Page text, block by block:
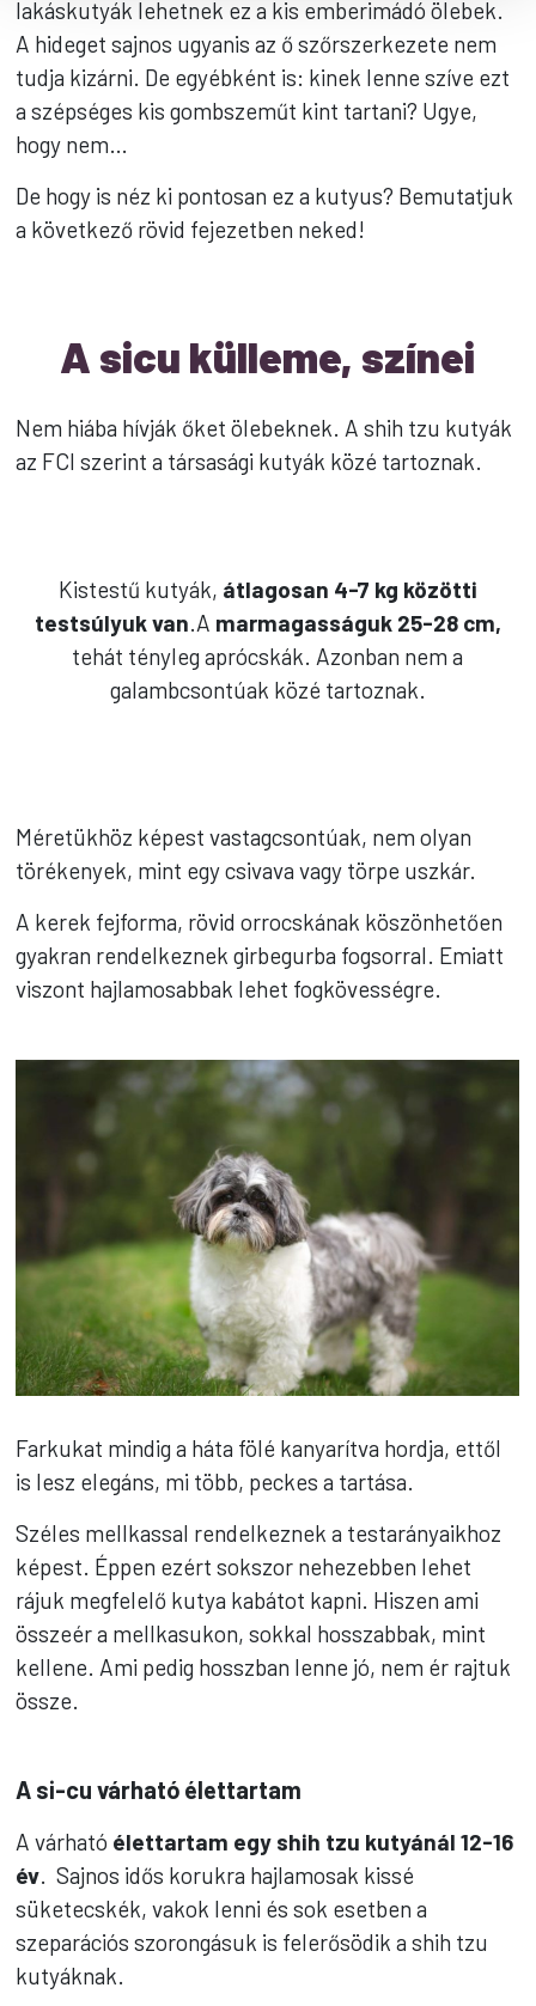
lakáskutyák lehetnek ez a kis emberimádó ölebek.
A hideget sajnos ugyanis az ő szőrszerkezete nem
tudja kizárni. De egyébként is: kinek lenne szíve ezt
a szépséges kis gombszeműt kint tartani? Ugye,
hogy nem…
De hogy is néz ki pontosan ez a kutyus? Bemutatjuk
a következő rövid fejezetben neked!
A sicu külleme, színei
Nem hiába hívják őket ölebeknek. A shih tzu kutyák
az FCI szerint a társasági kutyák közé tartoznak.
Kistestű kutyák, átlagosan 4-7 kg közötti
testsúlyuk van.A marmagasságuk 25-28 cm,
tehát tényleg aprócskák. Azonban nem a
galambcsontúak közé tartoznak.
Méretükhöz képest vastagcsontúak, nem olyan
törékenyek, mint egy csivava vagy törpe uszkár.
A kerek fejforma, rövid orrocskának köszönhetően
gyakran rendelkeznek girbegurba fogsorral. Emiatt
viszont hajlamosabbak lehet fogkövességre.
Farkukat mindig a háta fölé kanyarítva hordja, ettől
is lesz elegáns, mi több, peckes a tartása.
Széles mellkassal rendelkeznek a testarányaikhoz
képest. Éppen ezért sokszor nehezebben lehet
rájuk megfelelő kutya kabátot kapni. Hiszen ami
összeér a mellkasukon, sokkal hosszabbak, mint
kellene. Ami pedig hosszban lenne jó, nem ér rajtuk
össze.
A si-cu várható élettartam
A várható élettartam egy shih tzu kutyánál 12-16
év. Sajnos idős korukra hajlamosak kissé
süketecskék, vakok lenni és sok esetben a
szeparációs szorongásuk is felerősödik a shih tzu
kutyáknak.